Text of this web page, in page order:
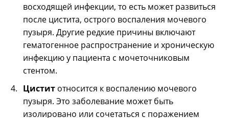
восходящей инфекции, то есть может развиться
после цистита, острого воспаления мочевого
пузыря. Другие редкие причины включают
гематогенное распространение и хроническую
инфекцию у пациента с мочеточниковым
стентом.
Цистит относится к воспалению мочевого
пузыря. Это заболевание может быть
изолировано или сочетаться с поражением